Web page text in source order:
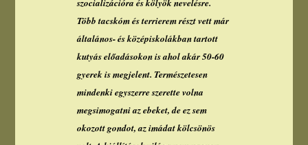
szocializációra és kölyök nevelésre.
Több tacskóm és terrierem részt vett már
általános- és középiskolákban tartott
kutyás előadásokon is ahol akár 50-60
gyerek is megjelent. Természetesen
mindenki egyszerre szerette volna
megsimogatni az ebeket, de ez sem
okozott gondot, az imádat kölcsönös